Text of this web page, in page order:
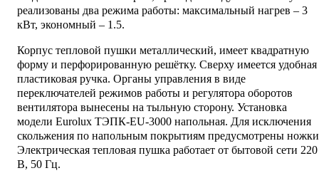
реализованы два режима работы: максимальный нагрев – 3
кВт, экономный – 1.5.
Корпус тепловой пушки металлический, имеет квадратную
форму и перфорированную решётку. Сверху имеется удобная
пластиковая ручка. Органы управления в виде
переключателей режимов работы и регулятора оборотов
вентилятора вынесены на тыльную сторону. Установка
модели Eurolux ТЭПК-EU-3000 напольная. Для исключения
скольжения по напольным покрытиям предусмотрены
Электрическая тепловая пушка работает от бытовой сети 220
В, 50 Гц.